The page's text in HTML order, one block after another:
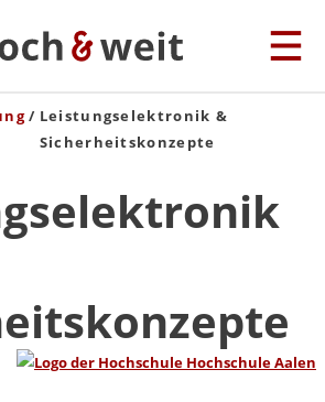
Leistungselektronik &
Sicherheitskonzepte